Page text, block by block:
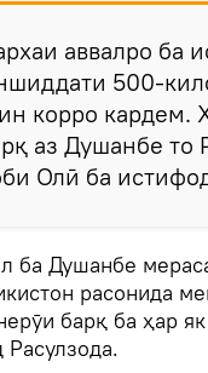
аввалро ба
500-
корро кардем.
аз Душанбе то
Олӣ ба
ба Душанбе
расонида
барқ ба ҳар